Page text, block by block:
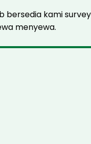
bersedia kami
menyewa.